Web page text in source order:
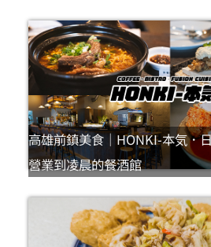
高雄前鎮美食｜HONKI-本気．
營業到凌晨的餐酒館